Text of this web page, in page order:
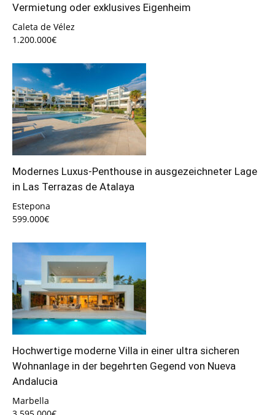
Vermietung oder exklusives Eigenheim
Caleta de Vélez
1.200.000€
Modernes Luxus-Penthouse in ausgezeichneter Lage
in Las Terrazas de Atalaya
Estepona
599.000€
Hochwertige moderne Villa in einer ultra sicheren
Wohnanlage in der begehrten Gegend von Nueva
Andalucia
Marbella